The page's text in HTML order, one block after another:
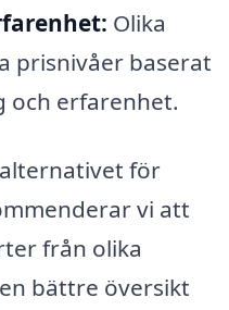
Olika
prisnivåer baserat
och erfarenhet.
för
vi att
från olika
bättre översikt